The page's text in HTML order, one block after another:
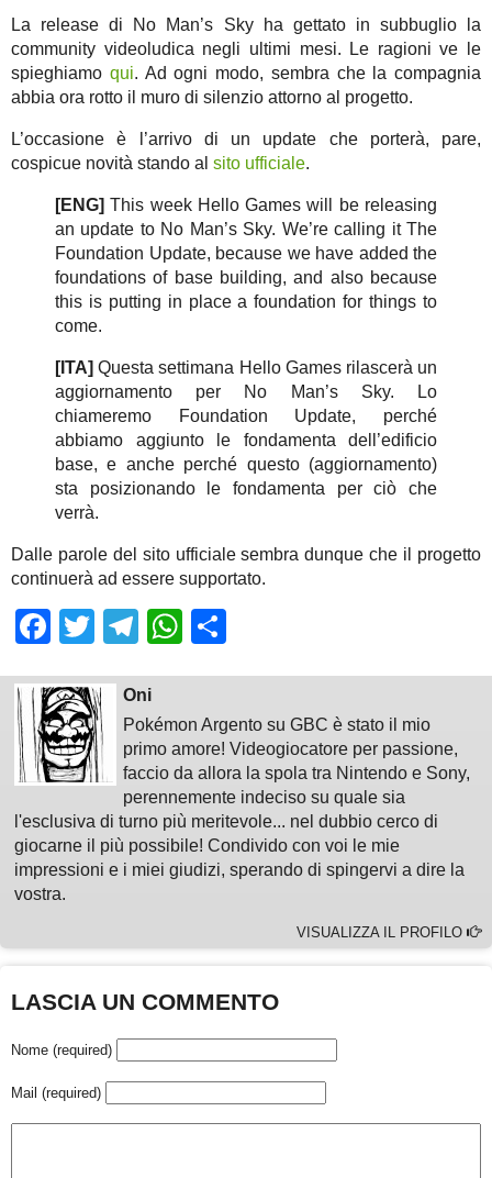
La release di No Man’s Sky ha gettato in subbuglio la
community videoludica negli ultimi mesi. Le ragioni ve le
spieghiamo qui. Ad ogni modo, sembra che la compagnia
abbia ora rotto il muro di silenzio attorno al progetto.
L’occasione è l’arrivo di un update che porterà, pare,
cospicue novità stando al sito ufficiale.
[ENG] This week Hello Games will be releasing
an update to No Man’s Sky. We’re calling it The
Foundation Update, because we have added the
foundations of base building, and also because
this is putting in place a foundation for things to
come.
[ITA] Questa settimana Hello Games rilascerà un
aggiornamento per No Man’s Sky. Lo
chiameremo Foundation Update, perché
abbiamo aggiunto le fondamenta dell’edificio
base, e anche perché questo (aggiornamento)
sta posizionando le fondamenta per ciò che
verrà.
Dalle parole del sito ufficiale sembra dunque che il progetto
continuerà ad essere supportato.
Facebook
TwitterTelegram
WhatsApp
Oni
Pokémon Argento su GBC è stato il mio
primo amore! Videogiocatore per passione,
faccio da allora la spola tra Nintendo e Sony,
perennemente indeciso su quale sia
l'esclusiva di turno più meritevole... nel dubbio cerco di
giocarne il più possibile! Condivido con voi le mie
impressioni e i miei giudizi, sperando di spingervi a dire la
vostra.
VISUALIZZA IL PROFILO
LASCIA UN COMMENTO
Nome (required)
Mail (required)